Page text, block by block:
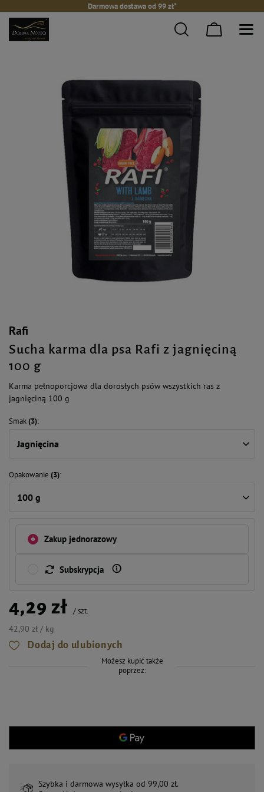
Darmowa dostawa od 99 zł*
Rafi
Sucha karma dla psa Rafi z jagnięciną
100 g
Karma pełnoporcjowa dla dorosłych psów wszystkich ras z
jagnięciną 100 g
Smak(3)
Jagnięcina
Opakowanie (3)
100 g
Zakup jednorazowy
Subskrypcja
4,29 zł /szt.
42,90 zł / kg
Dodaj do ulubionych
Możesz kupić także
poprzez:
Szybka i darmowa wysyłka od 99,00 zł.